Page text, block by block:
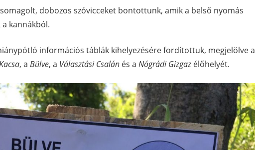
dobozos szóvicceket bontottunk, amik a belső nyomás
kannákból.
információs táblák kihelyezésére fordítottuk, megjelölve a
, a Bülve, a Választási Csalán és a Nógrádi Gizgaz élőhelyét.